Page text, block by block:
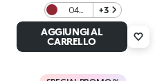
04
Scarlet
Earth
+3
AGGIUNGI AL
CARRELLO